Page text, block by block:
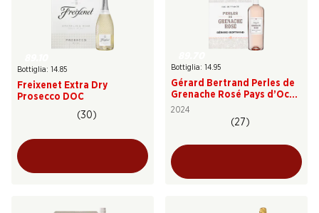
Bottiglia: 14.85
Freixenet Extra Dry
Prosecco DOC
(30)
Bottiglia: 14.95
Gérard Bertrand Perles de
Grenache Rosé Pays d’Oc
IGP
2024
(27)